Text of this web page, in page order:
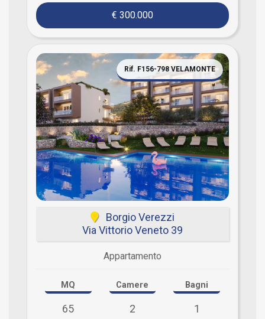
€ 300.000
Rif. F156-798 VELAMONTE
Borgio Verezzi
Via Vittorio Veneto 39
Appartamento
MQ
65
Camere
2
Bagni
1